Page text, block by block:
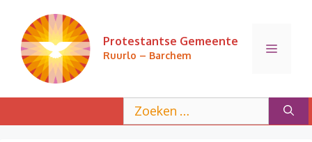
inhoud
Protestantse Gemeente
Ruurlo – Barchem
Menu
naar: